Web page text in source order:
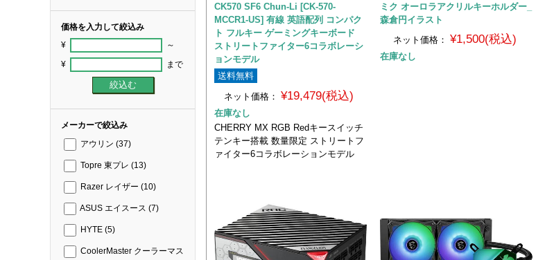
価格を入力して絞込み
¥ ～
¥ まで
メーカーで絞込み
アウリン (37)
Topre 東プレ (13)
Razer レイザー (10)
ASUS エイスース (7)
HYTE (5)
CoolerMaster クーラーマス
CK570 SF6 Chun-Li [CK-570-
MCCR1-US] 有線 英語配列 コンパク
ト フルキー ゲーミングキーボード
ストリートファイター6コラボレーシ
ョンモデル
送料無料
ネット価格：
¥19,479(税込)
在庫なし
CHERRY MX RGB Redキースイッチ
テンキー搭載 数量限定 ストリートフ
ァイター6コラボレーションモデル
ミク オーロラアクリルキーホルダー_
森倉円イラスト
ネット価格： ¥1,500(税込)
在庫なし